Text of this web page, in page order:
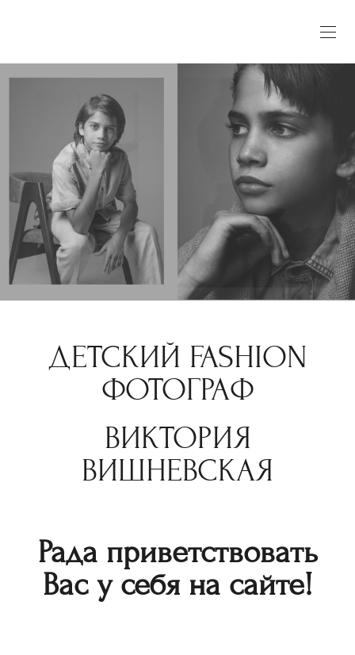
ДЕТСКИЙ FASHION
ФОТОГРАФ
ВИКТОРИЯ
ВИШНЕВСКАЯ
Рада приветствовать
Вас у себя на сайте!